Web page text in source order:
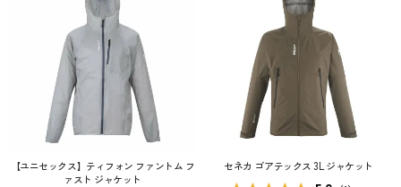
【ユニセックス】ティフォン ファントム フ
ァスト ジャケット
セネカ ゴアテックス 3L ジャケット